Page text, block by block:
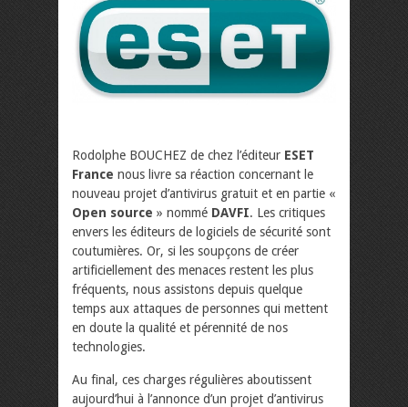
Rodolphe BOUCHEZ de chez l’éditeur ESET
France nous livre sa réaction concernant le
nouveau projet d’antivirus gratuit et en partie «
Open source » nommé DAVFI. Les critiques
envers les éditeurs de logiciels de sécurité sont
coutumières. Or, si les soupçons de créer
artificiellement des menaces restent les plus
fréquents, nous assistons depuis quelque
temps aux attaques de personnes qui mettent
en doute la qualité et pérennité de nos
technologies.
Au final, ces charges régulières aboutissent
aujourd’hui à l’annonce d’un projet d’antivirus